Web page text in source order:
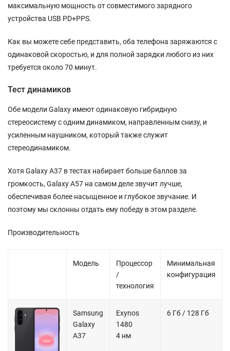
максимальную мощность от совместимого зарядного
устройства USB PD+PPS.
Как вы можете себе представить, оба телефона заряжаются с
одинаковой скоростью, и для полной зарядки любого из них
требуется около 70 минут.
Тест динамиков
Обе модели Galaxy имеют одинаковую гибридную
стереосистему с одним динамиком, направленным снизу, и
усиленным наушником, который также служит
стереодинамиком.
Хотя Galaxy A37 в тестах набирает больше баллов за
громкость, Galaxy A57 на самом деле звучит лучше,
обеспечивая более насыщенное и глубокое звучание. И
поэтому мы склонны отдать ему победу в этом разделе.
Производительность
Модель
Процессор
/
технология
Минимальная
конфигурация
Samsung
Galaxy
A37
Exynos
1480
4 нм
6 Гб / 128 Гб